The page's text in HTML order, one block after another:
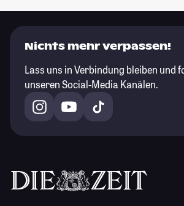
Nichts mehr verpassen!
Lass uns in Verbindung bleiben und
unseren Social-Media Kanälen.